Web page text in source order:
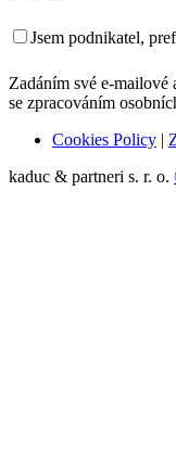
Jsem podnikatel,
Zadáním své e-mailové
se zpracováním
Cookies Policy |
kaduc & partneri s. r. o.